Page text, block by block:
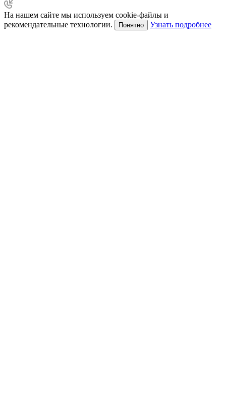
На нашем сайте мы используем cookie-файлы и
рекомендательные технологии.
Понятно Узнать подробнее